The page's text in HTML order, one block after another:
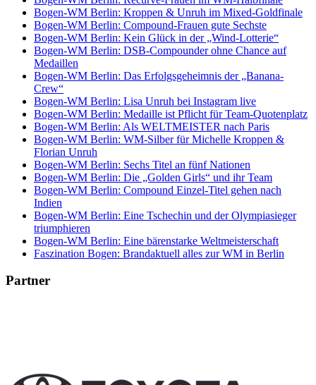
Bogen-WM Berlin: Kroppen & Unruh im Mixed-Goldfinale
Bogen-WM Berlin: Compound-Frauen gute Sechste
Bogen-WM Berlin: Kein Glück in der „Wind-Lotterie“
Bogen-WM Berlin: DSB-Compounder ohne Chance auf
Medaillen
Bogen-WM Berlin: Das Erfolgsgeheimnis der „Banana-
Crew“
Bogen-WM Berlin: Lisa Unruh bei Instagram live
Bogen-WM Berlin: Medaille ist Pflicht für Team-Quotenplatz
Bogen-WM Berlin: Als WELTMEISTER nach Paris
Bogen-WM Berlin: WM-Silber für Michelle Kroppen &
Florian Unruh
Bogen-WM Berlin: Sechs Titel an fünf Nationen
Bogen-WM Berlin: Die „Golden Girls“ und ihr Team
Bogen-WM Berlin: Compound Einzel-Titel gehen nach
Indien
Bogen-WM Berlin: Eine Tschechin und der Olympiasieger
triumphieren
Bogen-WM Berlin: Eine bärenstarke Weltmeisterschaft
Faszination Bogen: Brandaktuell alles zur WM in Berlin
Partner